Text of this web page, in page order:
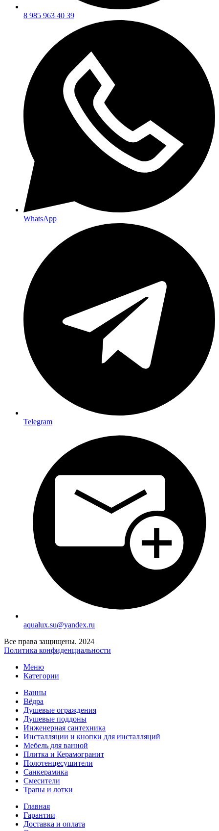
8 985 963 40 39
WhatsApp
Telegram
aqualux.su@yandex.ru
Все права защищены. 2024
Политика конфиденциальности
Меню
Категории
Ванны
Вёдра
Душевые ограждения
Душевые поддоны
Инженерная сантехника
Инсталляции и кнопки для инсталляций
Мебель для ванной
Плитка и Керамогранит
Полотенцесушители
Санкерамика
Смесители
Трапы и лотки
Главная
Гарантии
Доставка и оплата